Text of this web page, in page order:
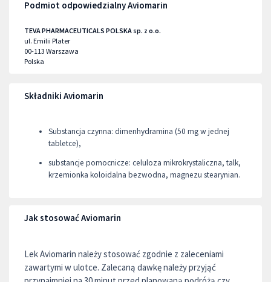
Podmiot odpowiedzialny Aviomarin
TEVA PHARMACEUTICALS POLSKA sp. z o.o.
ul. Emilii Plater
00-113 Warszawa
Polska
Składniki Aviomarin
Substancja czynna: dimenhydramina (50 mg w jednej
tabletce),
substancje pomocnicze: celuloza mikrokrystaliczna, talk,
krzemionka koloidalna bezwodna, magnezu stearynian.
Jak stosować Aviomarin
Lek Aviomarin należy stosować zgodnie z zaleceniami
zawartymi w ulotce. Zalecaną dawkę należy przyjąć